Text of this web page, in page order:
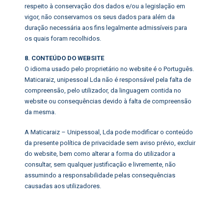
respeito à conservação dos dados e/ou a legislação em
vigor, não conservamos os seus dados para além da
duração necessária aos fins legalmente admissíveis para
os quais foram recolhidos.
8. CONTEÚDO DO WEBSITE
O idioma usado pelo proprietário no website é o Português.
Maticaraiz, unipessoal Lda não é responsável pela falta de
compreensão, pelo utilizador, da linguagem contida no
website ou consequências devido à falta de compreensão
da mesma.
A Maticaraiz – Unipessoal, Lda pode modificar o conteúdo
da presente política de privacidade sem aviso prévio, excluir
do website, bem como alterar a forma do utilizador a
consultar, sem qualquer justificação e livremente, não
assumindo a responsabilidade pelas consequências
causadas aos utilizadores.